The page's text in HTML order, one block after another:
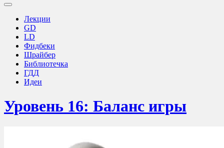
Переключить
поискаЛекции
GD
LD
Фидбеки
Шрайбер
Библиотечка
ГДД
Идеи
Уровень 16: Баланс игры